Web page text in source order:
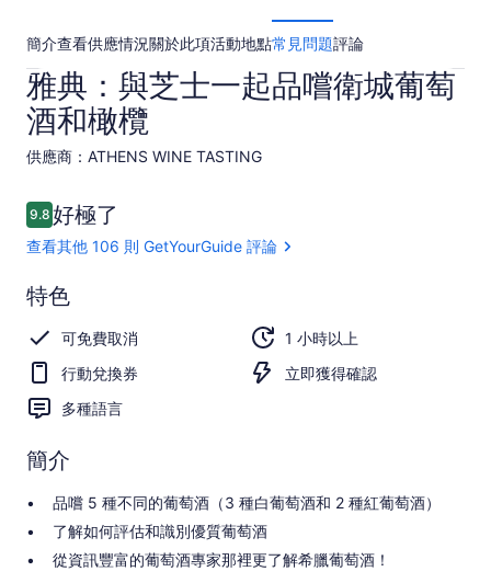
簡介查看供應情況關於此項活動地點常見問題評論
雅典：與芝士一起品嚐衛城葡萄
酒和橄欖
供應商：ATHENS WINE TASTING
評
論
9.89.8 分，滿分 10 分，
好極了
查看其他 106 則 GetYourGuide 評論
9.8 分，滿分 10 分
好
了
查看其他 106
則
GetYourGuide
特色
可免費取消
1 小時以上
行動兌換券
立即獲得確認
多種語言
簡介
品嚐 5 種不同的葡萄酒（3 種白葡萄酒和 2 種紅葡萄酒）
了解如何評估和識別優質葡萄酒
從資訊豐富的葡萄酒專家那裡更了解希臘葡萄酒！